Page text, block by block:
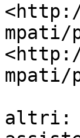
mpati/
mpati/
altri: